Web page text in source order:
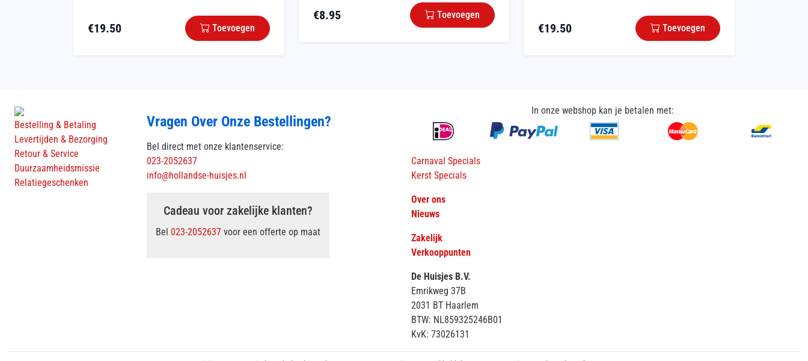
€19.50 Toevoegen
€8.95 Toevoegen
€19.50 Toevoegen
Bestelling & Betaling
Levertijden & Bezorging
Retour & Service
Duurzaamheidsmissie
Relatiegeschenken
Vragen Over Onze Bestellingen?
Bel direct met onze klantenservice:
023-2052637
info@hollandse-huisjes.nl
Cadeau voor zakelijke klanten?
Bel 023-2052637 voor een offerte op maat
In onze webshop kan je betalen met:
Carnaval Specials
Kerst Specials
Over ons
Nieuws
Zakelijk
Verkooppunten
De Huisjes B.V.
Emrikweg 37B
2031 BT Haarlem
BTW: NL859325246B01
KvK: 73026131